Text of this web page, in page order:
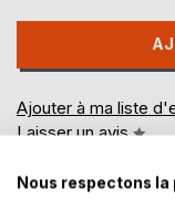
Ajouter à ma liste
Laisser un avis
Nous respectons